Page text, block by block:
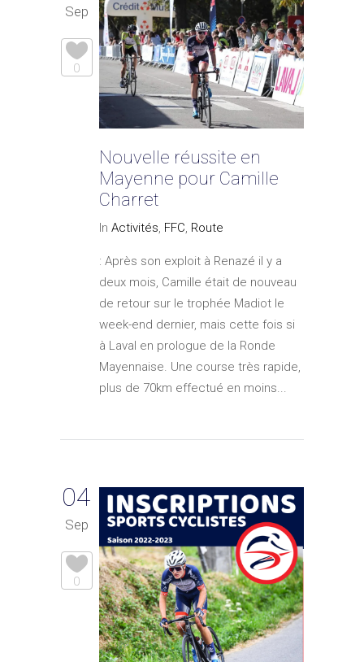
Sep
0
Nouvelle réussite en
Mayenne pour Camille
Charret
In Activités, FFC, Route
: Après son exploit à Renazé il y a
deux mois, Camille était de nouveau
de retour sur le trophée Madiot le
week-end dernier, mais cette fois si
à Laval en prologue de la Ronde
Mayennaise. Une course très rapide,
plus de 70km effectué en moins...
04
Sep
0